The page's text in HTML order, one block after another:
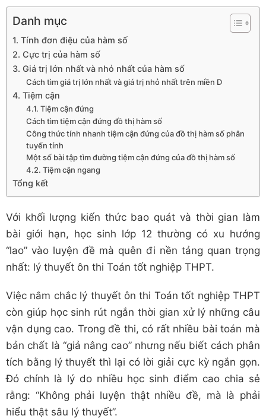
Danh mục
1. Tính đơn điệu của hàm số
2. Cực trị của hàm số
3. Giá trị lớn nhất và nhỏ nhất của hàm số
Cách tìm giá trị lớn nhất và giá trị nhỏ nhất trên miền D
4. Tiệm cận
4.1. Tiệm cận đứng
Cách tìm tiệm cận đứng đồ thị hàm số
Công thức tính nhanh tiệm cận đứng của đồ thị hàm số phân
tuyến tính
Một số bài tập tìm đường tiệm cận đứng của đồ thị hàm số
4.2. Tiệm cận ngang
Tổng kết
Với khối lượng kiến thức bao quát và thời gian làm
bài giới hạn, học sinh lớp 12 thường có xu hướng
“lao” vào luyện đề mà quên đi nền tảng quan trọng
nhất: lý thuyết ôn thi Toán tốt nghiệp THPT.
Việc nắm chắc lý thuyết ôn thi Toán tốt nghiệp THPT
còn giúp học sinh rút ngắn thời gian xử lý những câu
vận dụng cao. Trong đề thi, có rất nhiều bài toán mà
bản chất là “giả nâng cao” nhưng nếu biết cách phân
tích bằng lý thuyết thì lại có lời giải cực kỳ ngắn gọn.
Đó chính là lý do nhiều học sinh điểm cao chia sẻ
rằng: “Không phải luyện thật nhiều đề, mà là phải
hiểu thật sâu lý thuyết”.